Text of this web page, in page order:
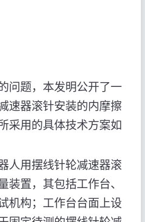
问题，本发明公开了一
速器滚针安装的内摩擦
采用的具体技术方案如
人用摆线针轮减速器滚
装置，其包括工作台、
机构；工作台台面上设